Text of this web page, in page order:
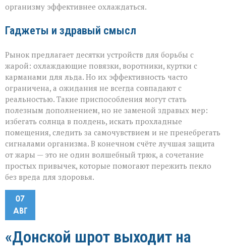
организму эффективнее охлаждаться.
Гаджеты и здравый смысл
Рынок предлагает десятки устройств для борьбы с
жарой: охлаждающие повязки, воротники, куртки с
карманами для льда. Но их эффективность часто
ограничена, а ожидания не всегда совпадают с
реальностью. Такие приспособления могут стать
полезным дополнением, но не заменой здравых мер:
избегать солнца в полдень, искать прохладные
помещения, следить за самочувствием и не пренебрегать
сигналами организма. В конечном счёте лучшая защита
от жары — это не один волшебный трюк, а сочетание
простых привычек, которые помогают пережить пекло
без вреда для здоровья.
07
АВГ
«Донской шрот выходит на